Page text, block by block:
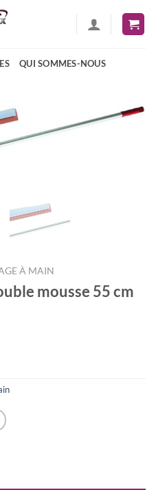
QUI SOMMES-NOUS
À MAIN
mousse 55 cm